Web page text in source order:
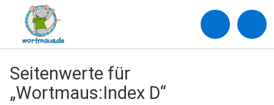
Seitenwerte für
„Wortmaus:Index D“